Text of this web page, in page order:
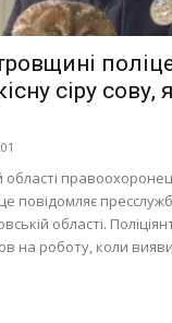
сіру сову,
області
повідомляє
області.
на роботу, коли